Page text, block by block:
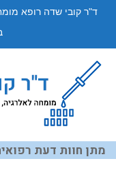
מתן חוות דעת
ד"ר קובי שדה רופא